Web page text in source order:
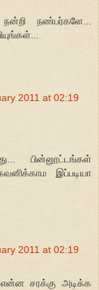
நன்றி நண்பர்களே...
2011 at 02:19
பின்னூட்டங்கள்
இப்படியா
2011 at 02:19
சரக்கு அடிக்க